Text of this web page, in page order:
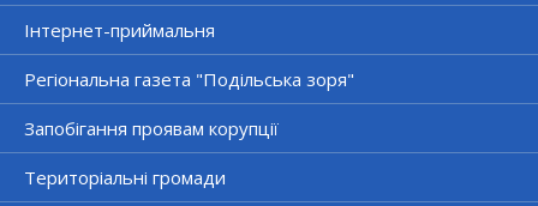
Інтернет-приймальня
Регіональна газета "Подільська зоря"
Запобігання проявам корупції
Територіальні громади